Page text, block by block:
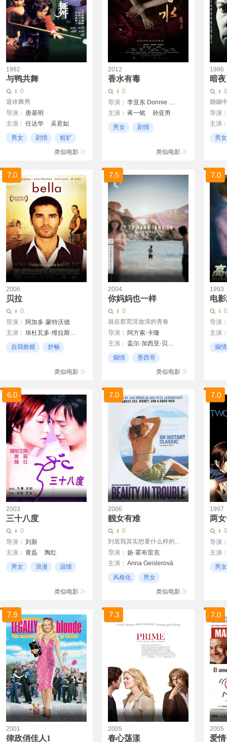
1992
与鸭共舞
0
退休舞男
导演： 唐基明
主演： 任达华
吴君如
叶玉卿
张铮 周文健
男女 剧情
粗犷
类似电影
2012
香水有毒
0
导演：
李亚东 Donnie Lee
主演： 蒋一铭
孙亚男
李亚东
男女
剧情
类似电影
1986
暗夜
0
婚姻
导演
主演
张盈男女
7.0
2006
贝拉
0
导演： 阿加多·蒙特沃德
主演：
埃杜瓦多·维拉斯蒂吉
坦米·布兰查德
自我救赎
舒畅
类似电影
7.5
2004
你妈妈也一样
0
就在那荒淫放浪的青春
导演： 阿方索·卡隆
主演：
盖尔·加西亚·贝纳尔
迭戈·鲁纳
玛丽亚·亚拉
煽情
墨西哥
类似电影
7.0
1993
电
0
导演
主演
遠山煽情
6.0
2003
三十八度
0
导演： 刘新
主演： 黄磊
陶红
谢雨欣
男女 浪漫 温情
类似电影
7.0
2006
靓女有难
0
到底我其实想要什么样的...
导演： 扬·霍布雷克
主演： Anna Geislerová
Jirí Schmitzer
风格化
男女
类似电影
7.0
1997
两
0
导演
主演
男女
7.9
2001
律政俏佳人1
7.3
2005
春心荡漾
7.0
2005
爱